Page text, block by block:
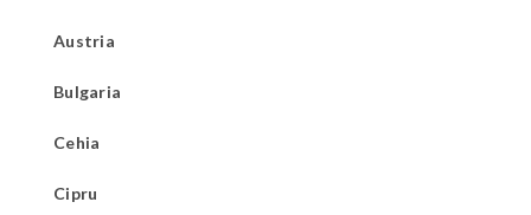
Austria
Bulgaria
Cehia
Cipru